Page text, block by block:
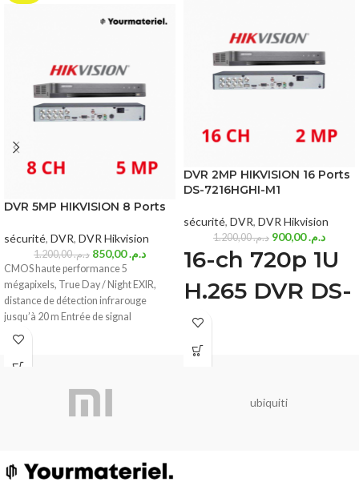
DVR 5MP HIKVISION 8 Ports
sécurité, DVR, DVR Hikvision
د.م.1.200,00 د.م.850,00
CMOS haute performance 5
mégapixels, True Day / Night EXIR,
distance de détection infrarouge
jusqu’à 20 m Entrée de signal
DVR 2MP HIKVISION 16 Ports
DS-7216HGHI-M1
sécurité, DVR, DVR Hikvision
د.م.1.200,00 د.م.900,00
16-ch 720p 1U
H.265 DVR DS-
7216HGHI-M1
Deep learning based human and
H.265 Pro+/H.265 Pro/H.265 video
ubiquiti